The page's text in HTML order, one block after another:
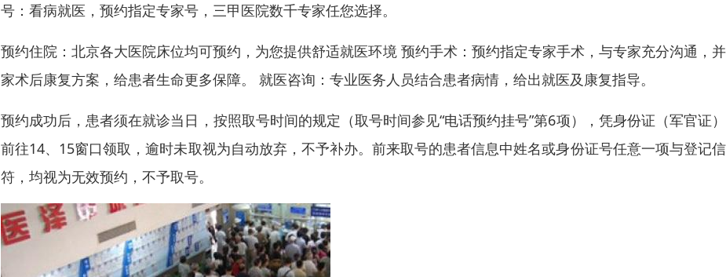
号：看病就医，预约指定专家号，三甲医院数千专家任您选择。
预约住院：北京各大医院床位均可预约，为您提供舒适就医环境 预约手术：预约指定专家手术，与专家充分沟通，
家术后康复方案，给患者生命更多保障。 就医咨询：专业医务人员结合患者病情，给出就医及康复指导。
预约成功后，患者须在就诊当日，按照取号时间的规定（取号时间参见“电话预约挂号”第6项），凭身份证（军官证
前往14、15窗口领取，逾时未取视为自动放弃，不予补办。前来取号的患者信息中姓名或身份证号任意一项与登记
符，均视为无效预约，不予取号。